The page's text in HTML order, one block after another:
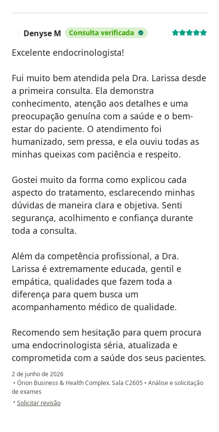
Denyse M Consulta verificada
Excelente endocrinologista!
Fui muito bem atendida pela Dra. Larissa desde
a primeira consulta. Ela demonstra
conhecimento, atenção aos detalhes e uma
preocupação genuína com a saúde e o bem-
estar do paciente. O atendimento foi
humanizado, sem pressa, e ela ouviu todas as
minhas queixas com paciência e respeito.
Gostei muito da forma como explicou cada
aspecto do tratamento, esclarecendo minhas
dúvidas de maneira clara e objetiva. Senti
segurança, acolhimento e confiança durante
toda a consulta.
Além da competência profissional, a Dra.
Larissa é extremamente educada, gentil e
empática, qualidades que fazem toda a
diferença para quem busca um
acompanhamento médico de qualidade.
Recomendo sem hesitação para quem procura
uma endocrinologista séria, atualizada e
comprometida com a saúde dos seus pacientes.
2 de junho de 2026
• Órion Business & Health Complex. Sala C2605 • Análise e solicitação
de exames
• na opinião do utilizador Denyse M
Solicitar revisão